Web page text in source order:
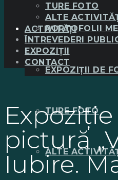
ACTIVITĂȚI
EXPOZIȚII DE
TURE FOTO
ALTE
TURE FOTO
ALTE
PORTOFOLII
ÎNTREVEDERI
EXPOZIȚII
CONTACT
pictură
Iubire.